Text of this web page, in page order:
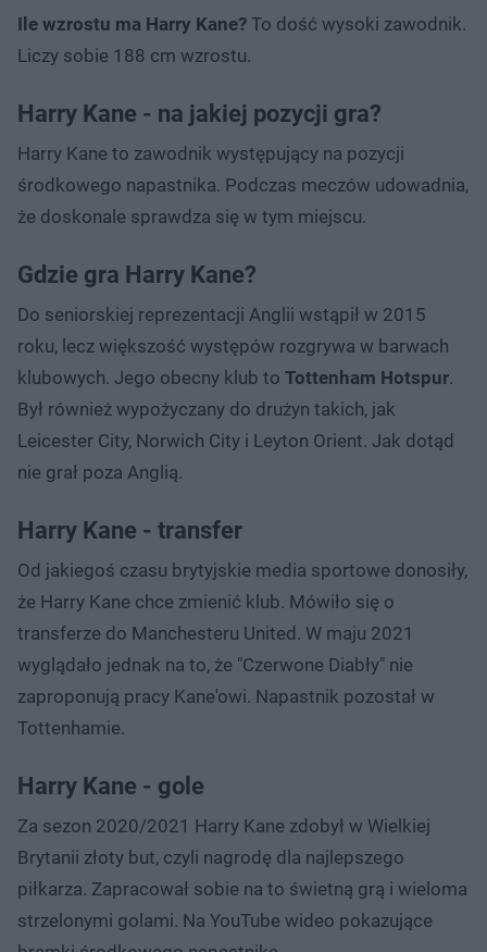
Ile wzrostu ma Harry Kane? To dość wysoki zawodnik.
Liczy sobie 188 cm wzrostu.
Harry Kane - na jakiej pozycji gra?
Harry Kane to zawodnik występujący na pozycji
środkowego napastnika. Podczas meczów udowadnia,
że doskonale sprawdza się w tym miejscu.
Gdzie gra Harry Kane?
Do seniorskiej reprezentacji Anglii wstąpił w 2015
roku, lecz większość występów rozgrywa w barwach
klubowych. Jego obecny klub to Tottenham Hotspur.
Był również wypożyczany do drużyn takich, jak
Leicester City, Norwich City i Leyton Orient. Jak dotąd
nie grał poza Anglią.
Harry Kane - transfer
Od jakiegoś czasu brytyjskie media sportowe donosiły,
że Harry Kane chce zmienić klub. Mówiło się o
transferze do Manchesteru United. W maju 2021
wyglądało jednak na to, że "Czerwone Diabły" nie
zaproponują pracy Kane'owi. Napastnik pozostał w
Tottenhamie.
Harry Kane - gole
Za sezon 2020/2021 Harry Kane zdobył w Wielkiej
Brytanii złoty but, czyli nagrodę dla najlepszego
piłkarza. Zapracował sobie na to świetną grą i wieloma
strzelonymi golami. Na YouTube wideo pokazujące